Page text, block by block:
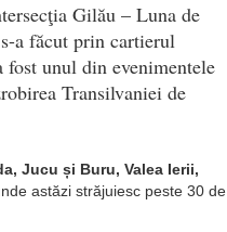
Gilău – Luna de
a făcut prin cartierul
unul din evenimentele
Transilvaniei de
Jucu și Buru, Valea Ierii,
astăzi străjuiesc peste 30 de